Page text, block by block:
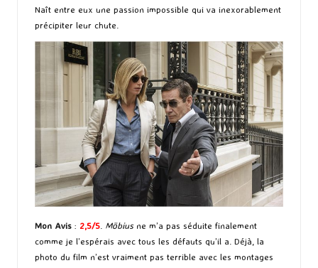
Naît entre eux une passion impossible qui va inexorablement
précipiter leur chute.
Mon Avis : 2,5/5. Möbiusne m’a pas séduite finalement
comme je l’espérais avec tous les défauts qu’il a. Déjà, la
photo du film n’est vraiment pas terrible avec les montages